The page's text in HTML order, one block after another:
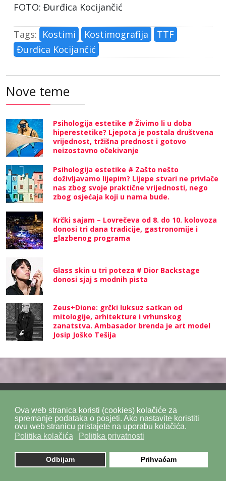
Ova web stranica koristi (cookies) kolačiće za
spremanje podataka o posjeti. Ako nastavite koristiti
ovu web stranicu pristajete na uporabu kolačića.
Politika kolačića
Politika privatnosti
Odbijam Prihvaćam
FOTO: Đurđica Kocijančić
Tags: Kostimi Kostimografija
TTF
Đurđica Kocijančić
Nove teme
Psihologija estetike # Živimo li u doba
hiperestetike? Ljepota je postala društvena
vrijednost, tržišna prednost i gotovo
neizostavno očekivanje
Psihologija estetike # Zašto nešto
doživljavamo lijepim? Lijepe stvari ne privlače
nas zbog svoje praktične vrijednosti, nego
zbog osjećaja koji u nama bude.
Krčki sajam – Lovrečeva od 8. do 10. kolovoza
donosi tri dana tradicije, gastronomije i
glazbenog programa
Glass skin u tri poteza # Dior Backstage
donosi sjaj s modnih pista
Zeus+Dione: grčki luksuz satkan od
mitologije, arhitekture i vrhunskog
zanatstva. Ambasador brenda je art model
Josip Joško Tešija
Politika privatnosti Politika kolačića SiteMap
Impressum Kontakt DPZ Consulting
© 2026. byznaor.com